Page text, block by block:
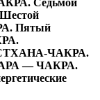
Седьмой
Пятый
ЧАКРА.
— ЧАКРА.